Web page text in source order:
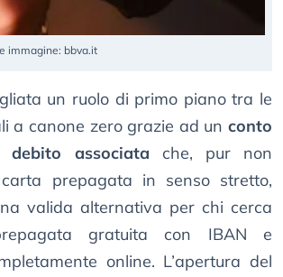
immagine: bbva.it
un ruolo di primo piano tra le
a canone zero grazie ad un conto
associata che, pur non
prepagata in senso stretto,
valida alternativa per chi cerca
gratuita con IBAN e
online. L’apertura del